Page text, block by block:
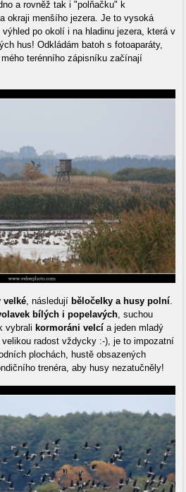
a rovněž tak i "polňačku" k
okraji menšího jezera. Je to vysoká
po okolí i na hladinu jezera, která v
hus! Odkládám batoh s fotoaparáty,
terénního zápisníku začínají
velké , následují běločelky a husy polní
bílých i popelavých , suchou
vybrali kormoráni velcí a jeden mladý
radost vždycky :-), je to impozatní
plochách, hustě obsazených
trenéra, aby husy nezatučněly!